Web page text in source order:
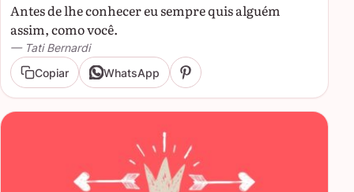
Antes de lhe conhecer eu sempre quis alguém
assim, como você.
— Tati Bernardi
Copiar
WhatsApp